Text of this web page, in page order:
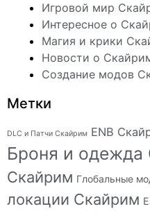
Игровой мир
Интересное о
Магия и крики
Новости о
Создание модов
Метки
DLC и Патчи Скайрим ENB
Броня и одежда
Скайрим Глобальные
локации Скайрим